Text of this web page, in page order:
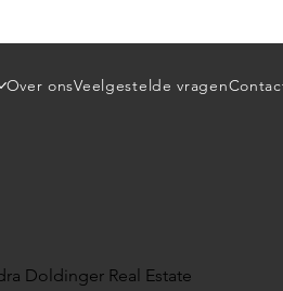
Over onsVeelgestelde vragen
Doldinger Real Estate